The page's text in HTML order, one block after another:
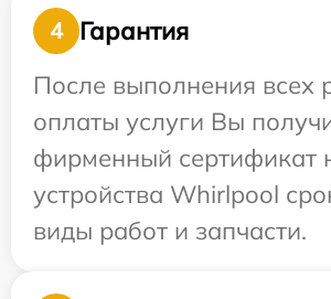
4
Гарантия
После выполнения всех
оплаты услуги Вы
фирменный сертификат
устройства Whirlpool
виды работ и запчасти.